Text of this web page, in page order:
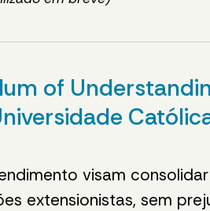
of
visam
extensionistas, sem